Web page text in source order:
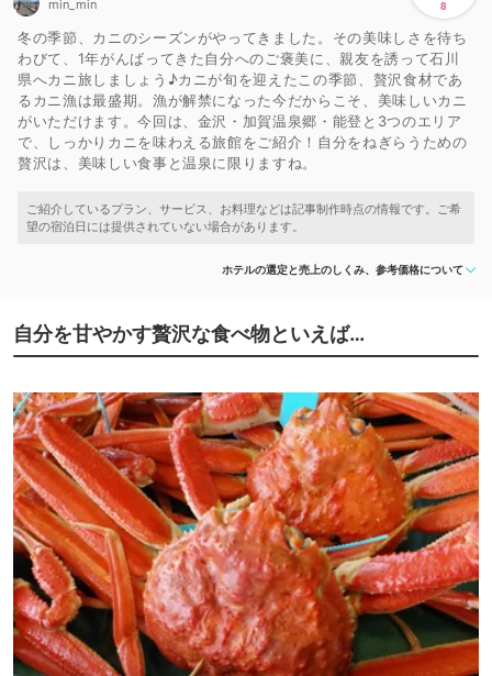
8
min_min
冬の季節、カニのシーズンがやってきました。その美味しさを待ち
わびて、1年がんばってきた自分へのご褒美に、親友を誘って石川
県へカニ旅しましょう♪カニが旬を迎えたこの季節、贅沢食材であ
るカニ漁は最盛期。漁が解禁になった今だからこそ、美味しいカニ
がいただけます。今回は、金沢・加賀温泉郷・能登と3つのエリア
で、しっかりカニを味わえる旅館をご紹介！自分をねぎらうための
贅沢は、美味しい食事と温泉に限りますね。
ホテルの選定と売上のしくみ、参考価格について
自分を甘やかす贅沢な食べ物といえば…